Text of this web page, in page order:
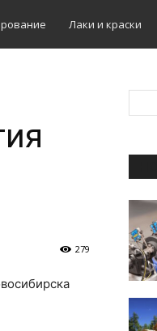
Лаки и краски
279